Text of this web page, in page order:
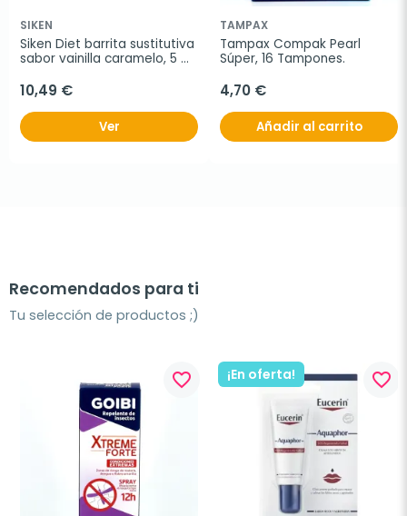
SIKEN
Siken Diet barrita sustitutiva
sabor vainilla caramelo, 5
10,49 €
Ver
TAMPAX
Tampax Compak Pearl
Súper, 16 Tampones.
4,70 €
Añadir al carrito
Recomendados para ti
Tu selección de productos ;)
favorite_border ¡En oferta! favorite_border